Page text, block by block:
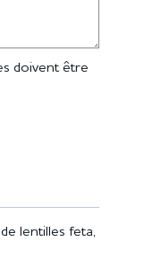
doivent être
lentilles feta,